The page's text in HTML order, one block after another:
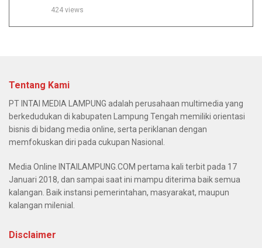
424 views
Tentang Kami
PT INTAI MEDIA LAMPUNG adalah perusahaan multimedia yang
berkedudukan di kabupaten Lampung Tengah memiliki orientasi
bisnis di bidang media online, serta periklanan dengan
memfokuskan diri pada cukupan Nasional.
Media Online INTAILAMPUNG.COM pertama kali terbit pada 17
Januari 2018, dan sampai saat ini mampu diterima baik semua
kalangan. Baik instansi pemerintahan, masyarakat, maupun
kalangan milenial.
Disclaimer